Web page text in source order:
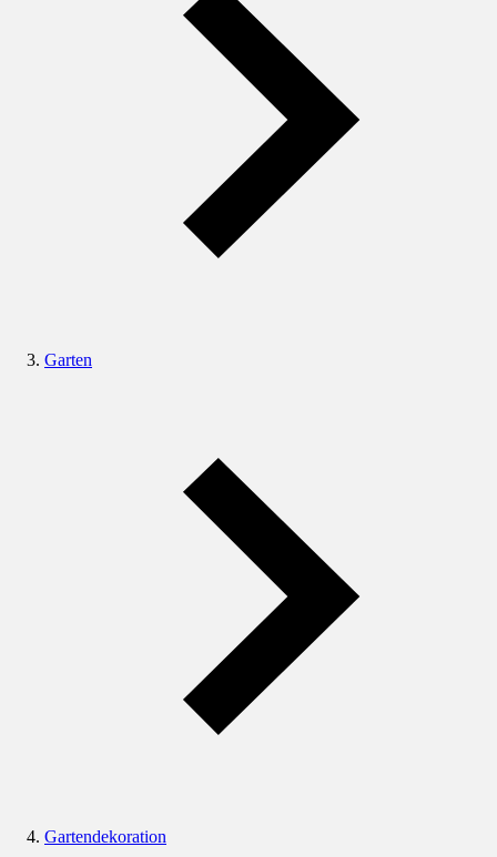
Garten
Gartendekoration